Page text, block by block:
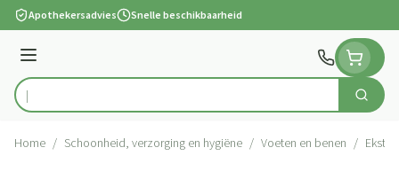
Ga naar de inhoud
Apothekersadvies Snelle beschikbaarheid
Menu
Product, merk, categorie... Zoek
Home / Schoonheid, verzorging en hygiëne / Voeten en benen /